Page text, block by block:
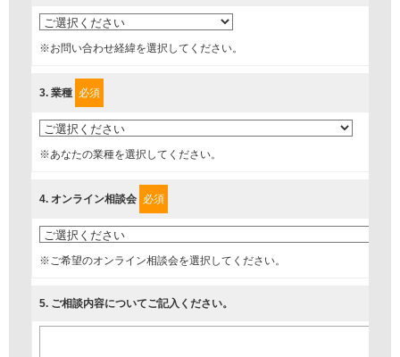
管理者、提供の有無、情報提供の任意性や権利について確認
し、当社への情報提供がお客様の懸念にならないように、以下
の同意を得たいと存じますので、宜しくお願い申し上げます。
事業者名
富士ソフト株式会社
個人情報保護責任者
個人情報保護管理担当役員
〒231-8008 神奈川県横浜市中区桜木町1-1
利用目的
1.当社が取り扱う商品・サービスに関するご案内
※お問い合わせ経緯を選択してください。
3. 業種 必須
※あなたの業種を選択してください。
4. オンライン相談会 必須
※ご希望のオンライン相談会を選択してください。
5. ご相談内容についてご記入ください。